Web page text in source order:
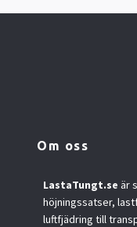
Om oss
LastaTungt.se är
höjningssatser,
luftfjädring till